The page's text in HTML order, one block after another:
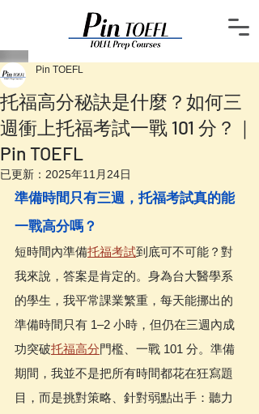
托福高分秘訣是什麼？如何三
週衝上托福考試一戰 101 分？｜
Pin TOEFL
Pin TOEFL
已更新： 2025年11月24日
準備時間只有三週，托福考試真的能
一戰高分嗎？
短時間內準備托福考試到底可不可能？對
我來說，答案是肯定的。身為台大醫學系
的學生，我平常課業繁重，每天能挪出的
準備時間只有 1–2 小時，但仍在三週內成
功突破托福高分門檻、一戰 101 分。準備
期間，我並不是把所有時間都花在狂寫題
目，而是挑對策略、針對弱點出手：聽力